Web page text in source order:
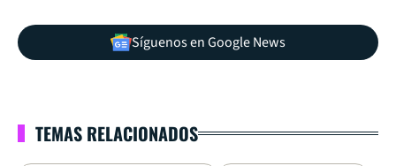
Síguenos en Google News
TEMAS RELACIONADOS